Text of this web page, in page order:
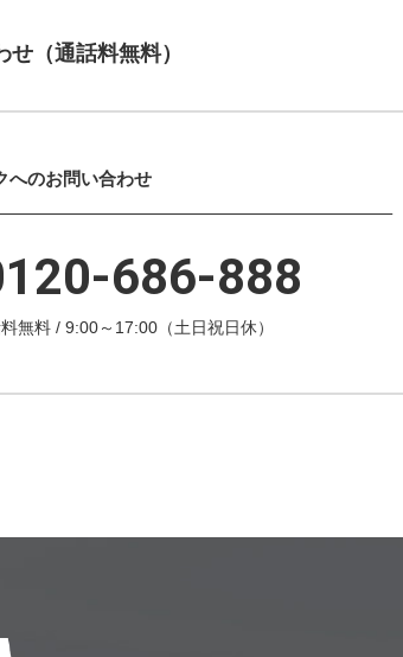
（通話料無料）
へのお問い合わせ
686-888
無料 / 9:00～17:00（土日祝日休）